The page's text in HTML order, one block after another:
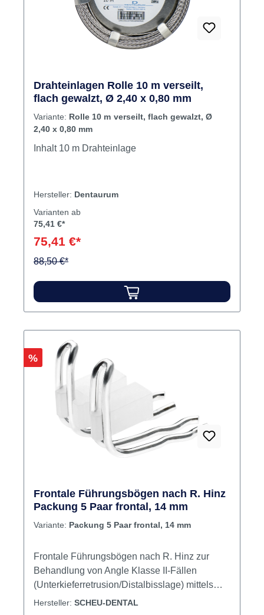
Drahteinlagen Rolle 10 m verseilt,
flach gewalzt, Ø 2,40 x 0,80 mm
Variante: Rolle 10 m verseilt, flach gewalzt, Ø
2,40 x 0,80 mm
Inhalt 10 m Drahteinlage
Hersteller: Dentaurum
Varianten ab
75,41 €*
75,41 €*
88,50 €*
Rabatt
%
Frontale Führungsbögen nach R. Hinz
Packung 5 Paar frontal, 14 mm
Variante: Packung 5 Paar frontal, 14 mm
Frontale Führungsbögen nach R. Hinz zur
Behandlung von Angle Klasse II-Fällen
(Unterkieferretrusion/Distalbisslage) mittels
Doppelplatten und gleichzeitiger bilateraler
Hersteller: SCHEU-DENTAL